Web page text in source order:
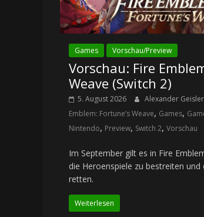
Games Vorschau/Preview
Vorschau: Fire
Weave (Switch 2)
5. August 2026 Alexander Geisler
Emblem: Fortune’s Weave, Games,
Nintendo, Preview, Switch 2, Vorschau
Im September gilt es in Fire
die Heroenspiele zu bestreiten und
retten.
Weiterlesen